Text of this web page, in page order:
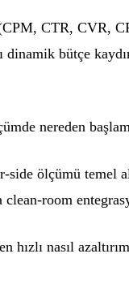
CTR, CVR,
dinamik bütçe
nereden
side ölçümü temel
clean-room
hızlı nasıl